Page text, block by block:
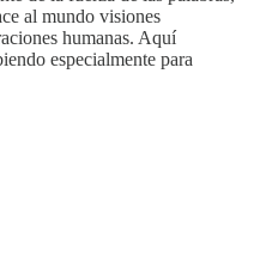
al mundo visiones
humanas. Aquí
especialmente para